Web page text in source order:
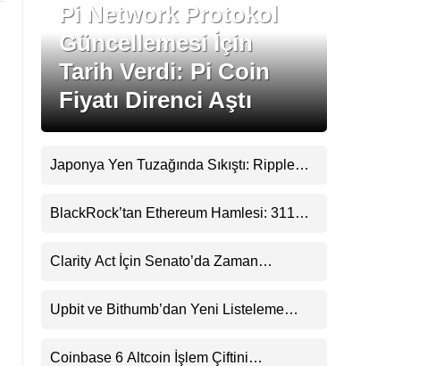
Pi Network Protokol
Güncellemesi İçin
Tarih Verdi: Pi Coin
Fiyatı Direnci Aştı
Japonya Yen Tuzağında Sıkıştı: Ripple
BlackRock’tan Ethereum Hamlesi: 311
Clarity Act İçin Senato’da Zaman
Upbit ve Bithumb’dan Yeni Listeleme
Geliyor
Coinbase 6 Altcoin İşlem Çiftini